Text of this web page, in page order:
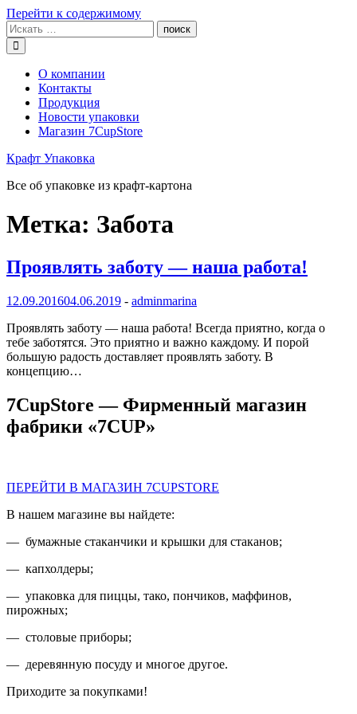
Перейти к содержимому
О компании
Контакты
Продукция
Новости упаковки
Магазин 7CupStore
Крафт Упаковка
Все об упаковке из крафт-картона
Метка: Забота
Проявлять заботу — наша работа!
12.09.201604.06.2019 - adminmarina
Проявлять заботу — наша работа! Всегда приятно, когда о
тебе заботятся. Это приятно и важно каждому. И порой
большую радость доставляет проявлять заботу. В
концепцию…
7CupStore — Фирменный магазин
фабрики «7CUP»
ПЕРЕЙТИ В МАГАЗИН 7CUPSTORE
В нашем магазине вы найдете:
— бумажные стаканчики и крышки для стаканов;
— капхолдеры;
— упаковка для пиццы, тако, пончиков, маффинов,
пирожных;
— столовые приборы;
— деревянную посуду и многое другое.
Приходите за покупками!